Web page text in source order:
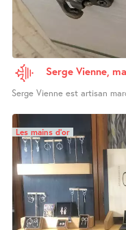
Serge Vienne,
Serge Vienne est artisan
Les mains d’or